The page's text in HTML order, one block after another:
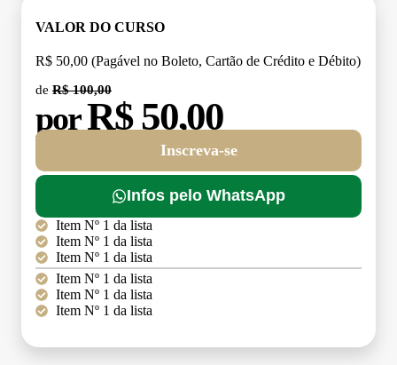
VALOR DO CURSO
R$ 50,00 (Pagável no Boleto, Cartão de Crédito e Débito)
de R$ 100,00
porR$ 50,00
Inscreva-se
Infos pelo WhatsApp
Item Nº 1 da lista
Item Nº 1 da lista
Item Nº 1 da lista
Item Nº 1 da lista
Item Nº 1 da lista
Item Nº 1 da lista